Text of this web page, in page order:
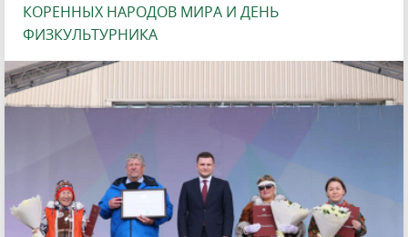
КОРЕННЫХ НАРОДОВ МИРА И ДЕНЬ
ФИЗКУЛЬТУРНИКА